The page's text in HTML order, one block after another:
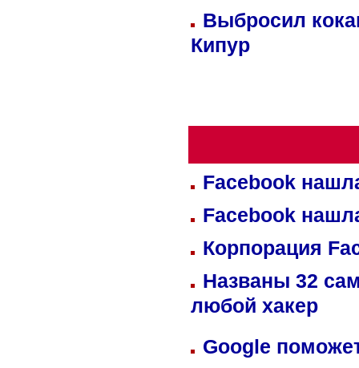
Выбросил
Кипур
Facebook
Facebook
Корпорация
Названы 32
любой хакер
Google